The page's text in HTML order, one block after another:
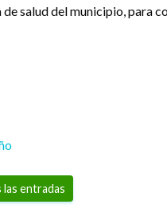
salud del municipio, para
entradas